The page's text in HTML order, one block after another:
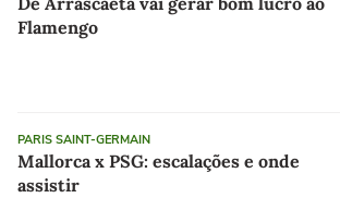
Flamengo
PARIS SAINT-GERMAIN
Mallorca x PSG: escalações e onde
assistir